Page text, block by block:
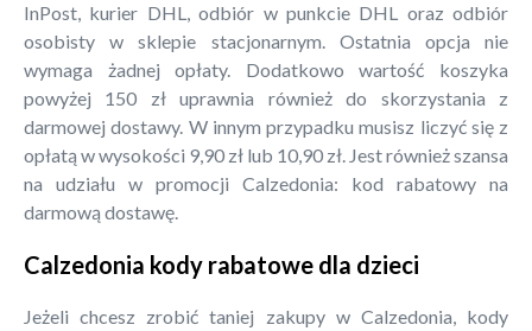
InPost, kurier DHL, odbiór w punkcie DHL oraz odbiór
osobisty w sklepie stacjonarnym. Ostatnia opcja nie
wymaga żadnej opłaty. Dodatkowo wartość koszyka
powyżej 150 zł uprawnia również do skorzystania z
darmowej dostawy. W innym przypadku musisz liczyć się z
opłatą w wysokości 9,90 zł lub 10,90 zł. Jest również szansa
na udziału w promocji Calzedonia: kod rabatowy na
darmową dostawę.
Calzedonia kody rabatowe dla dzieci
Jeżeli chcesz zrobić taniej zakupy w Calzedonia, kody